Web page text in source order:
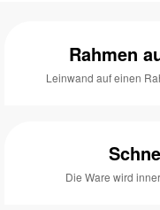
Rahmen
Leinwand auf einen
Die Ware wird